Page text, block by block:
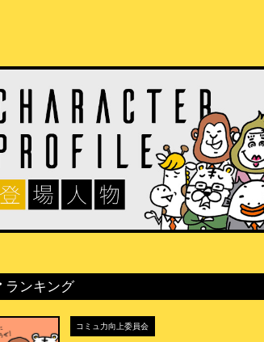
ランキング
コミュ力向上委員会